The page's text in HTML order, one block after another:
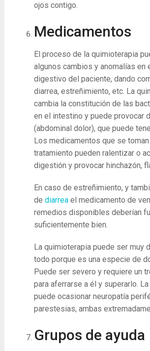
ojos contigo.
Medicamentos
El proceso de la quimioterapia
algunos cambios y anomalías en
digestivo del paciente, dando
diarrea, estreñimiento, etc. La
cambia la constitución de las
en el intestino y puede provocar
(abdominal dolor), que puede
Los medicamentos que se toman
tratamiento pueden ralentizar o
digestión y provocar hinchazón,
En caso de estreñimiento, y
de diarrea el medicamento de
remedios disponibles deberían
suficientemente bien.
La quimioterapia puede ser muy
todo porque es una especie de
Puede ser severo y requiere un
para aferrarse a él y superarlo.
puede ocasionar neuropatía
parestesias, ambas
Grupos de ayuda